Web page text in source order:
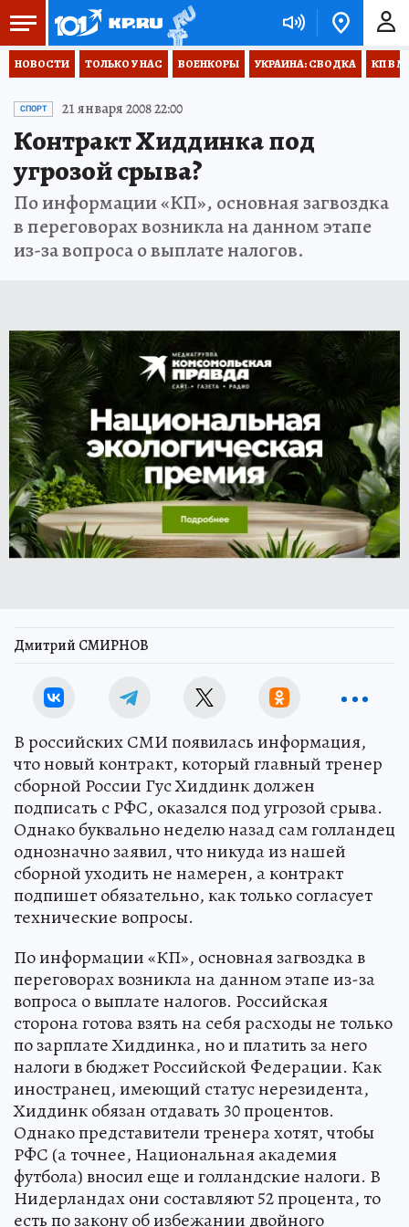
НОВОСТИ ТОЛЬКО У НАС ВОЕНКОРЫ УКРАИНА: СВОДКА КП В
СПОРТ 21 января 2008 22:00
Контракт Хиддинка под
угрозой срыва?
По информации «КП», основная загвоздка
в переговорах возникла на данном этапе
из-за вопроса о выплате налогов.
Дмитрий СМИРНОВ
В российских СМИ появилась информация,
что новый контракт, который главный тренер
сборной России Гус Хиддинк должен
подписать с РФС, оказался под угрозой срыва.
Однако буквально неделю назад сам голландец
однозначно заявил, что никуда из нашей
сборной уходить не намерен, а контракт
подпишет обязательно, как только согласует
технические вопросы.
По информации «КП», основная загвоздка в
переговорах возникла на данном этапе из-за
вопроса о выплате налогов. Российская
сторона готова взять на себя расходы не только
по зарплате Хиддинка, но и платить за него
налоги в бюджет Российской Федерации. Как
иностранец, имеющий статус нерезидента,
Хиддинк обязан отдавать 30 процентов.
Однако представители тренера хотят, чтобы
РФС (а точнее, Национальная академия
футбола) вносил еще и голландские налоги. В
Нидерландах они составляют 52 процента, то
есть по закону об избежании двойного